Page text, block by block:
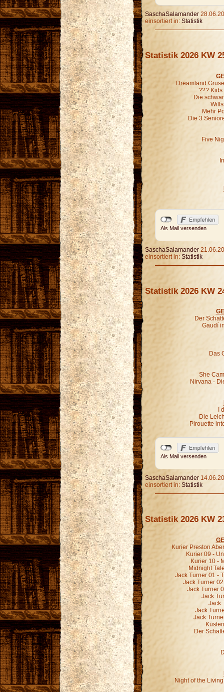
SaschaSalamander
einsortiert in: Statistik
Statistik 2026 KW
Dreamland
??? Kids
Die
Mehr
Die 3
Five
Als Mail versenden
SaschaSalamander
einsortiert in: Statistik
Statistik 2026 KW
Der
Gaudí
Das
She
Nirvana -
I
Die
Pirouette
Als Mail versenden
SaschaSalamander
einsortiert in: Statistik
Statistik 2026 KW
Kurier Preston
Kurier 09 -
Kurier 10 -
Midnight
Jack Turner 01 -
Jack Turner
Jack Turner
Jack
Jack
Jack
Jack
Der
Night of the